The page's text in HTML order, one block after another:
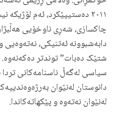
٢٠١١ دەستیپێکرد، ئەم
دابەشبوونە ئەتنیکی،
شتێک دەبات” توندتر دەکەنەوە.
سیاسی لەگەڵ ناسنامەکانی
دانوستان لەنێوان
لەنێوان نەتەوە و پێکهاتەکاندا.